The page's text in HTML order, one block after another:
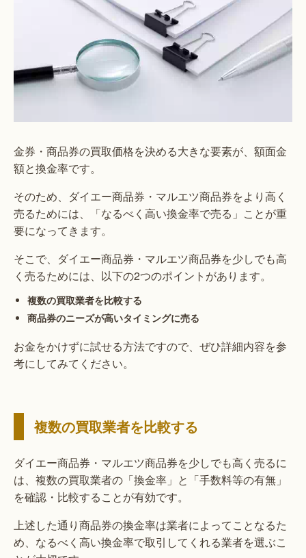
金券・商品券の買取価格を決める大きな要素が、額面金
額と換金率です。
そのため、ダイエー商品券・マルエツ商品券をより高く
売るためには、「なるべく高い換金率で売る」ことが重
要になってきます。
そこで、ダイエー商品券・マルエツ商品券を少しでも高
く売るためには、以下の2つのポイントがあります。
複数の買取業者を比較する
商品券のニーズが高いタイミングに売る
お金をかけずに試せる方法ですので、ぜひ詳細内容を参
考にしてみてください。
複数の買取業者を比較する
ダイエー商品券・マルエツ商品券を少しでも高く売るに
は、複数の買取業者の「換金率」と「手数料等の有無」
を確認・比較することが有効です。
上述した通り商品券の換金率は業者によってことなるた
め、なるべく高い換金率で取引してくれる業者を選ぶこ